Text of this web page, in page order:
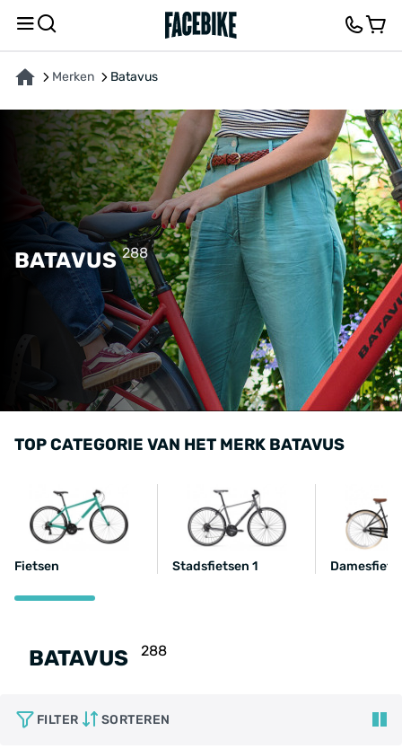
Merken Batavus
BATAVUS288
TOP CATEGORIE VAN HET MERK BATAVUS
Fietsen Stadsfietsen 1 Damesfiets
BATAVUS 288
FILTER SORTEREN